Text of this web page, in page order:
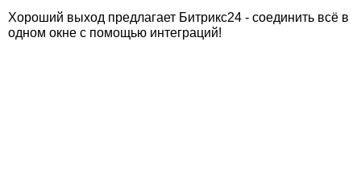
Хороший выход предлагает Битрикс24 - соединить всё в
одном окне с помощью интеграций!